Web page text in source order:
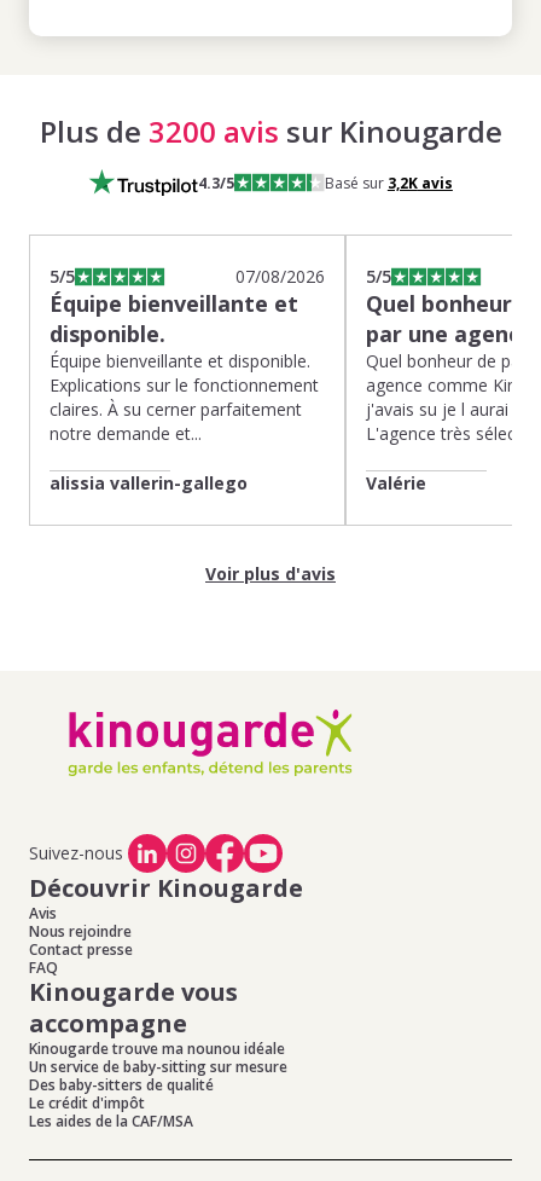
Plus de 3200 avis sur Kinougarde
4.3/5 Basé sur 3,2Kavis
5/5 07/08/2026
Équipe bienveillante et
disponible.
Équipe bienveillante et disponible.
Explications sur le fonctionnement
claires. À su cerner parfaitement
notre demande et...
alissia vallerin-gallego
5/5
Quel bonheur
par une
Quel bonheur de
agence comme
j'avais su je l aurai
L'agence très
Valérie
Voir plus d'avis
Suivez-nous
Découvrir Kinougarde
Avis
Nous rejoindre
Contact presse
FAQ
Kinougarde vous
accompagne
Kinougarde trouve ma nounou idéale
Un service de baby-sitting sur mesure
Des baby-sitters de qualité
Le crédit d'impôt
Les aides de la CAF/MSA